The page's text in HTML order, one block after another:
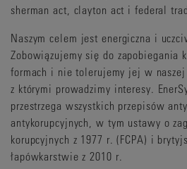
sherman act, clayton act i federal
Naszym celem jest energiczna i
Zobowiązujemy się do zapobiegania
formach i nie tolerujemy jej w naszej
z którymi prowadzimy interesy.
przestrzega wszystkich przepisów
antykorupcyjnych, w tym ustawy o
korupcyjnych z 1977 r. (FCPA) i
łapówkarstwie z 2010 r.